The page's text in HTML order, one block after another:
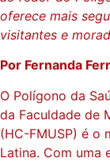
oferece mais
visitantes e
Por Fernanda
O Polígono da
da Faculdade de
(HC-FMUSP) é o
Latina. Com uma